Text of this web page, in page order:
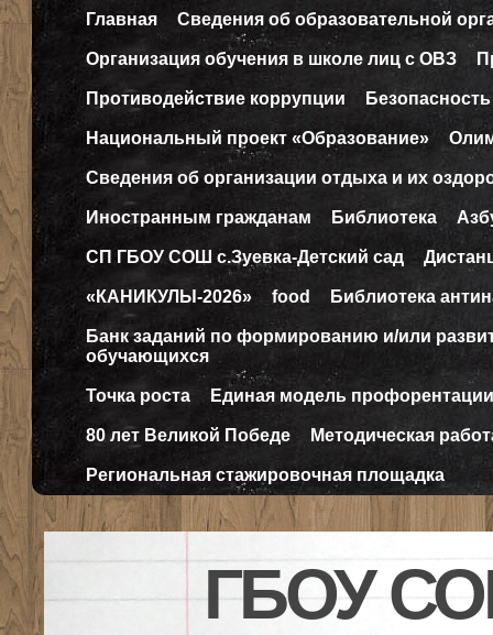
Главная Сведения об образовательной
Организация обучения в школе лиц с ОВЗ
Противодействие коррупции Безопасность
Национальный проект «Образование»
Сведения об организации отдыха и их
Иностранным гражданам Библиотека
СП ГБОУ СОШ с.Зуевка-Детский сад
«КАНИКУЛЫ-2026» food Библиотека
Банк заданий по формированию и/или
обучающихся
Точка роста Единая модель профорентации
80 лет Великой Победе Методическая
Региональная стажировочная площадка
ГБОУ